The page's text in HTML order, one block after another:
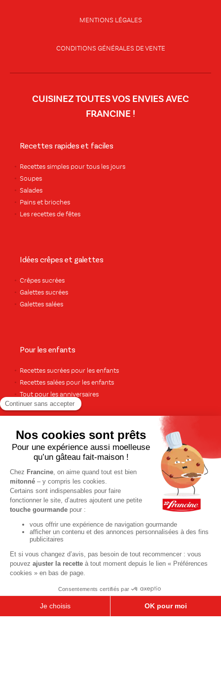
MENTIONS LÉGALES
CONDITIONS GÉNÉRALES DE VENTE
CUISINEZ TOUTES VOS ENVIES AVEC
FRANCINE !
Recettes rapides et faciles
Recettes simples pour tous les jours
Soupes
Salades
Pains et brioches
Les recettes de fêtes
Idées crêpes et galettes
Crêpes sucrées
Galettes sucrées
Galettes salées
Pour les enfants
Recettes sucrées pour les enfants
Recettes salées pour les enfants
Tout pour les anniversaires
Pour le dessert
Gâteaux et cakes
À base de fruits
Crèmes et flans
Recettes de saison
Printemps
Été
Automne